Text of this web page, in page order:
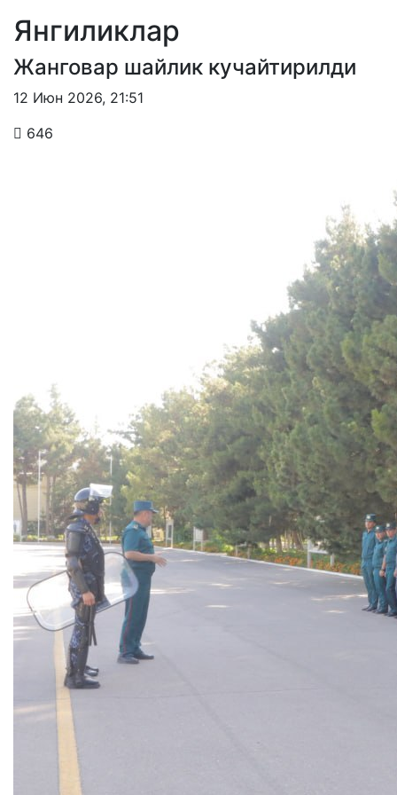
Янгиликлар
Жанговар шайлик кучайтирилди
12 Июн 2026, 21:51
646